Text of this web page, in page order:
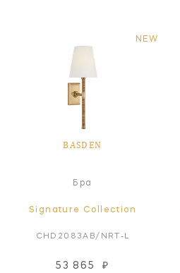
NEW
BASDEN
Бра
Signature Collection
CHD2083AB/NRT-L
53 865 ₽